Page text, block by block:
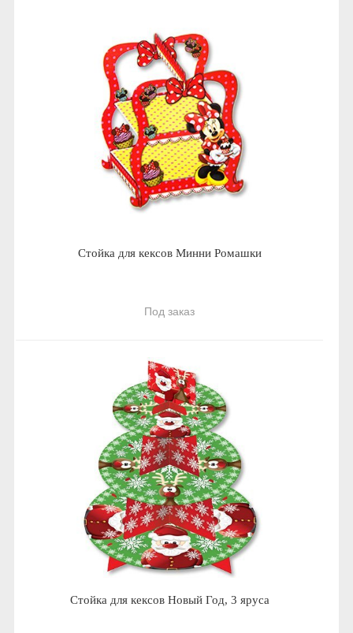
Стойка для кексов Минни Ромашки
Под заказ
Стойка для кексов Новый Год, 3 яруса